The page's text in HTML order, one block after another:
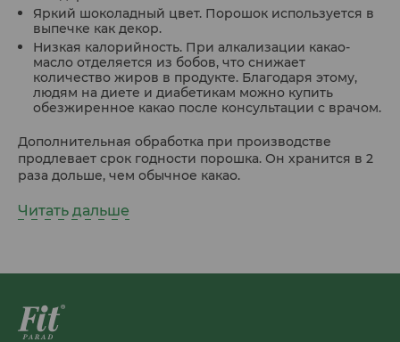
Яркий шоколадный цвет. Порошок используется в
выпечке как декор.
Низкая калорийность. При алкализации какао-
масло отделяется из бобов, что снижает
количество жиров в продукте. Благодаря этому,
людям на диете и диабетикам можно купить
обезжиренное какао после консультации с врачом.
Дополнительная обработка при производстве
продлевает срок годности порошка. Он хранится в 2
раза дольше, чем обычное какао.
Как использовать какао FitParad
горячих напитков, протеиновых шейков, холодных
коктейлей. Его смешивают с различными
Читать дальше